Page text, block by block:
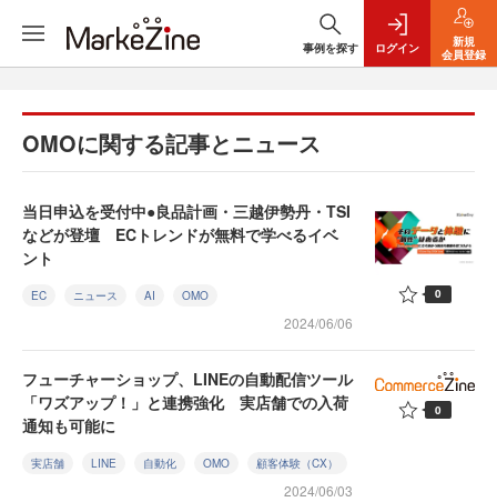
事例を探す ログイン
新規
会員登録
OMOに関する記事とニュース
当日申込を受付中●良品計画・三越伊勢丹・TSI
などが登壇 ECトレンドが無料で学べるイベ
ント
EC ニュース AI OMO
2024/06/06
0
フューチャーショップ、LINEの自動配信ツール
「ワズアップ！」と連携強化 実店舗での入荷
通知も可能に
実店舗 LINE 自動化 OMO 顧客体験（CX）
2024/06/03
0